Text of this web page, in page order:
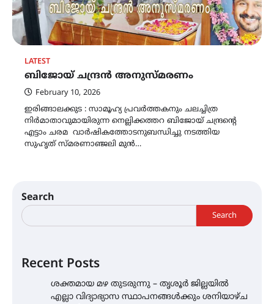
LATEST
ബിജോയ് ചന്ദ്രൻ അനുസ്മരണം
February 10, 2026
ഇരിങ്ങാലക്കുട : സാമൂഹ്യ പ്രവർത്തകനും ചലച്ചിത്ര
നിർമാതാവുമായിരുന്ന നെല്ലിക്കത്തറ ബിജോയ് ചന്ദ്രന്റെ
എട്ടാം ചരമ വാർഷികത്തോടനുബന്ധിച്ചു നടത്തിയ
സുഹൃത് സ്മരണാഞ്ജലി മുൻ…
Search
Search
Recent Posts
ശക്തമായ മഴ തുടരുന്നു – തൃശൂർ ജില്ലയിൽ
എല്ലാ വിദ്യാഭ്യാസ സ്ഥാപനങ്ങൾക്കും ശനിയാഴ്ച